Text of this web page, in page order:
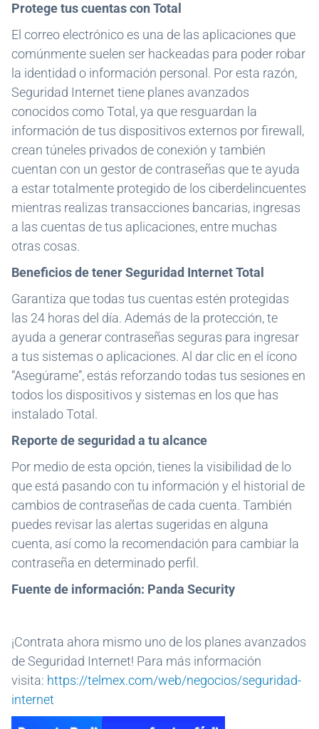
Protege tus cuentas con Total
El correo electrónico es una de las aplicaciones que
comúnmente suelen ser hackeadas para poder robar
la identidad o información personal. Por esta razón,
Seguridad Internet tiene planes avanzados
conocidos como Total, ya que resguardan la
información de tus dispositivos externos por firewall,
crean túneles privados de conexión y también
cuentan con un gestor de contraseñas que te ayuda
a estar totalmente protegido de los ciberdelincuentes
mientras realizas transacciones bancarias, ingresas
a las cuentas de tus aplicaciones, entre muchas
otras cosas.
Beneficios de tener Seguridad Internet Total
Garantiza que todas tus cuentas estén protegidas
las 24 horas del día. Además de la protección, te
ayuda a generar contraseñas seguras para ingresar
a tus sistemas o aplicaciones. Al dar clic en el ícono
“Asegúrame”, estás reforzando todas tus sesiones en
todos los dispositivos y sistemas en los que has
instalado Total.
Reporte de seguridad a tu alcance
Por medio de esta opción, tienes la visibilidad de lo
que está pasando con tu información y el historial de
cambios de contraseñas de cada cuenta. También
puedes revisar las alertas sugeridas en alguna
cuenta, así como la recomendación para cambiar la
contraseña en determinado perfil.
Fuente de información: Panda Security
¡Contrata ahora mismo uno de los planes avanzados
de Seguridad Internet! Para más información
visita: https://telmex.com/web/negocios/seguridad-
internet